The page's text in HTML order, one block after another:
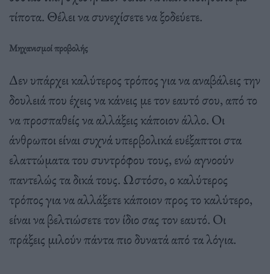
τίποτα. Θέλει να συνεχίσετε να ξοδεύετε.
Μηχανισμοί προβολής
Δεν υπάρχει καλύτερος τρόπος για να αναβάλεις την
δουλειά που έχεις να κάνεις με τον εαυτό σου, από το
να προσπαθείς να αλλάξεις κάποιον άλλο. Οι
άνθρωποι είναι συχνά υπερβολικά ευέξαπτοι στα
ελαττώματα του συντρόφου τους, ενώ αγνοούν
παντελώς τα δικά τους. Ωστόσο, ο καλύτερος
τρόπος για να αλλάξετε κάποιον προς το καλύτερο,
είναι να βελτιώσετε τον ίδιο σας τον εαυτό. Οι
πράξεις μιλούν πάντα πιο δυνατά από τα λόγια.